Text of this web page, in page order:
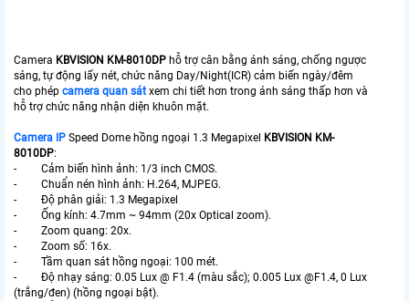
Camera KBVISION KM-8010DP hỗ trợ cân bằng ánh sáng, chống ngược
sáng, tự động lấy nét, chức năng Day/Night(ICR) cảm biến ngày/đêm
cho phép camera quan sát xem chi tiết hơn trong ánh sáng thấp hơn và
hỗ trợ chức năng nhận diện khuôn mặt.
Camera IP Speed Dome hồng ngoại 1.3 Megapixel KBVISION KM-
8010DP:
- Cảm biến hình ảnh: 1/3 inch CMOS.
- Chuẩn nén hình ảnh: H.264, MJPEG.
- Độ phân giải: 1.3 Megapixel
- Ống kính: 4.7mm ~ 94mm (20x Optical zoom).
- Zoom quang: 20x.
- Zoom số: 16x.
- Tầm quan sát hồng ngoại: 100 mét.
- Độ nhạy sáng: 0.05 Lux @ F1.4 (màu sắc); 0.005 Lux @F1.4, 0 Lux
(trắng/đen) (hồng ngoại bật).